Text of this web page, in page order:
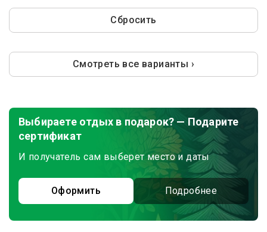
Сбросить
Смотреть все варианты ›
Выбираете отдых в подарок? — Подарите
сертификат
И получатель сам выберет место и даты
Оформить Подробнее